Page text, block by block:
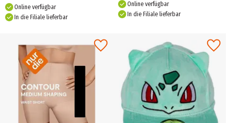
Online verfügbar
In die Filiale lieferbar
Online verfügbar
In die Filiale lieferbar